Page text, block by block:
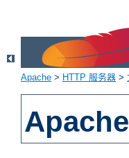
Apache > HTTP 服务器 >